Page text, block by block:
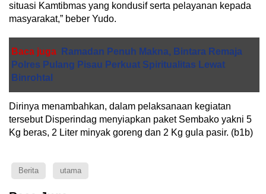
situasi Kamtibmas yang kondusif serta pelayanan kepada
masyarakat,” beber Yudo.
Baca juga
Ramadan Penuh Makna, Bintara Remaja
Polres Pulang Pisau Perkuat Spiritualitas Lewat
Binrohtal
Dirinya menambahkan, dalam pelaksanaan kegiatan
tersebut Disperindag menyiapkan paket Sembako yakni 5
Kg beras, 2 Liter minyak goreng dan 2 Kg gula pasir. (b1b)
Berita utama